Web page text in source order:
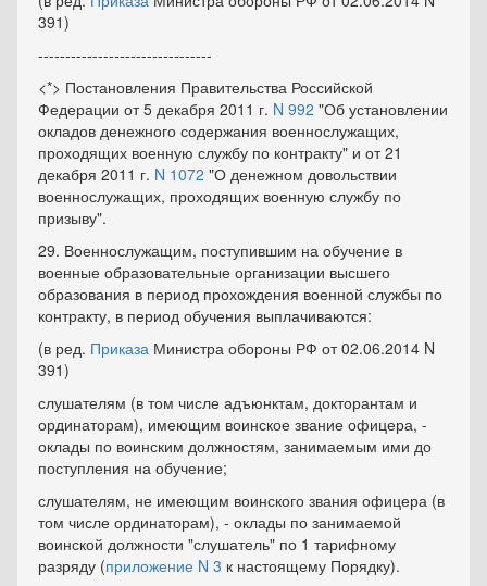
391)
--------------------------------
<*> Постановления Правительства Российской
Федерации от 5 декабря 2011 г. N 992 "Об установлении
окладов денежного содержания военнослужащих,
проходящих военную службу по контракту" и от 21
декабря 2011 г. N 1072 "О денежном довольствии
военнослужащих, проходящих военную службу по
призыву".
29. Военнослужащим, поступившим на обучение в
военные образовательные организации высшего
образования в период прохождения военной службы по
контракту, в период обучения выплачиваются:
(в ред. Приказа Министра обороны РФ от 02.06.2014 N
391)
слушателям (в том числе адъюнктам, докторантам и
ординаторам), имеющим воинское звание офицера, -
оклады по воинским должностям, занимаемым ими до
поступления на обучение;
слушателям, не имеющим воинского звания офицера (в
том числе ординаторам), - оклады по занимаемой
воинской должности "слушатель" по 1 тарифному
разряду (приложение N 3 к настоящему Порядку).